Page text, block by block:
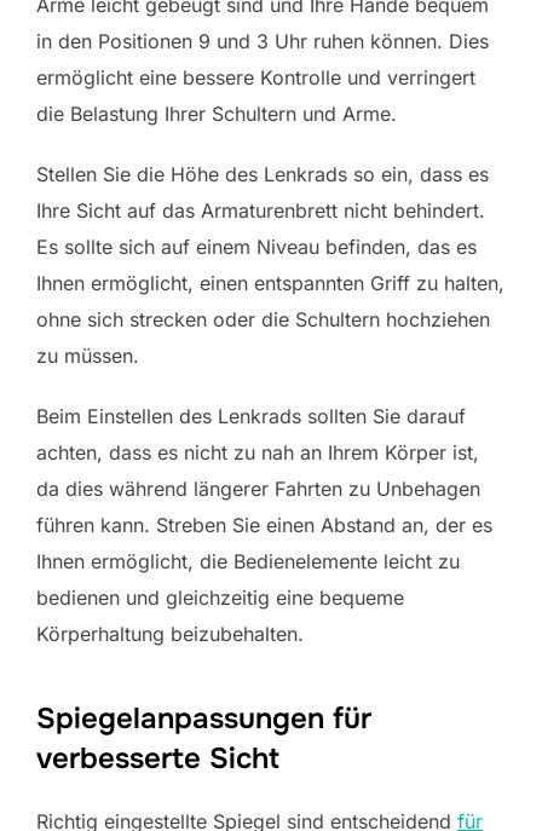
in den Positionen 9 und 3 Uhr ruhen können. Dies
ermöglicht eine bessere Kontrolle und verringert
die Belastung Ihrer Schultern und Arme.
Stellen Sie die Höhe des Lenkrads so ein, dass es
Ihre Sicht auf das Armaturenbrett nicht behindert.
Es sollte sich auf einem Niveau befinden, das es
Ihnen ermöglicht, einen entspannten Griff zu halten,
ohne sich strecken oder die Schultern hochziehen
zu müssen.
Beim Einstellen des Lenkrads sollten Sie darauf
achten, dass es nicht zu nah an Ihrem Körper ist,
da dies während längerer Fahrten zu Unbehagen
führen kann. Streben Sie einen Abstand an, der es
Ihnen ermöglicht, die Bedienelemente leicht zu
bedienen und gleichzeitig eine bequeme
Körperhaltung beizubehalten.
Spiegelanpassungen für
verbesserte Sicht
Richtig eingestellte Spiegel sind entscheidend für